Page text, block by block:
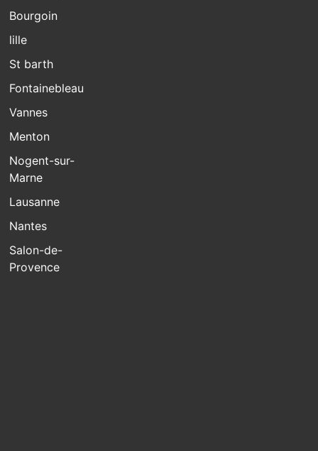
Bourgoin
lille
St barth
Fontainebleau
Vannes
Menton
Nogent-sur-
Marne
Lausanne
Nantes
Salon-de-
Provence